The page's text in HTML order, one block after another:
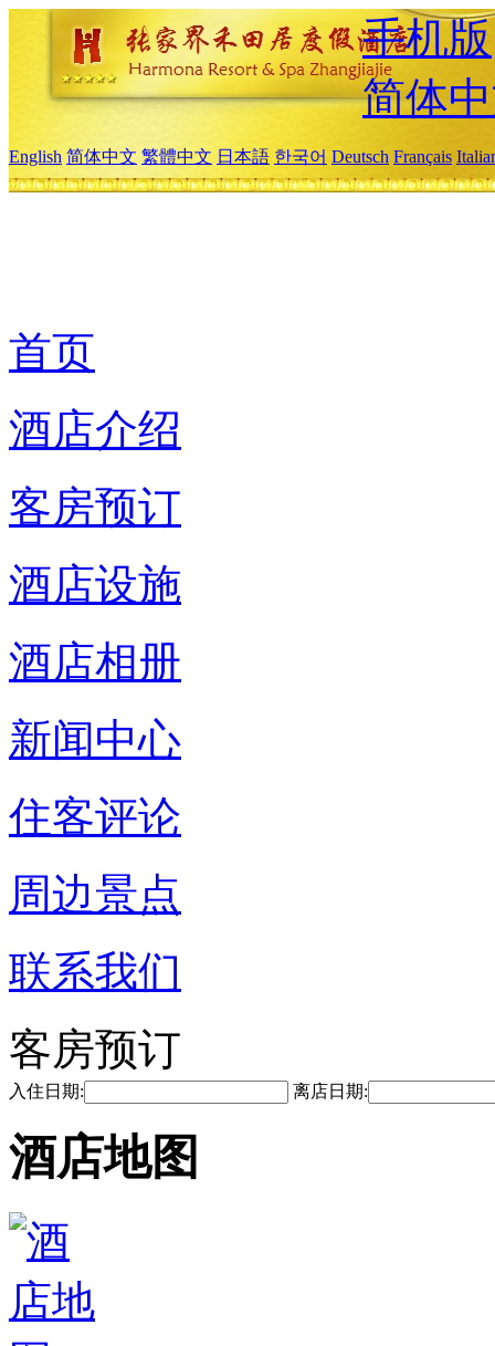
手机版
简体
English 简体中文 繁體中文 日本語 한국어 Deutsch Français
首页
酒店介绍
客房预订
酒店设施
酒店相册
新闻中心
住客评论
周边景点
联系我们
客房预订
入住日期: 离店日期:
酒店地图